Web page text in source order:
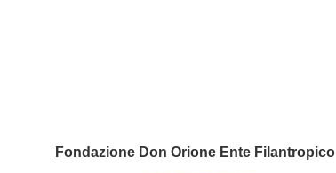
Fondazione Don Orione Ente Filantropico